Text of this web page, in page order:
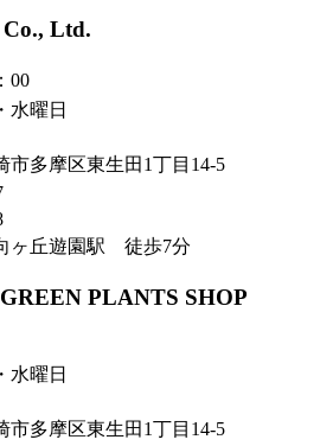
Ltd.
00
水曜日
市多摩区東生田1丁目14-5
ヶ丘遊園駅 徒歩7分
PLANTS SHOP
水曜日
市多摩区東生田1丁目14-5